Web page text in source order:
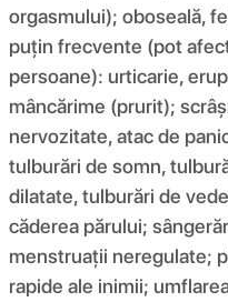
orgasmului); oboseală,
puțin frecvente (pot
persoane): urticarie,
mâncărime (prurit);
nervozitate, atac de
tulburări de somn,
dilatate, tulburări de
căderea părului;
menstruații neregulate;
rapide ale inimii;